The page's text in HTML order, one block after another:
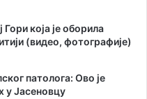
која је оборила
(видео, фотографије)
патолога: Ово је
у Јасеновцу